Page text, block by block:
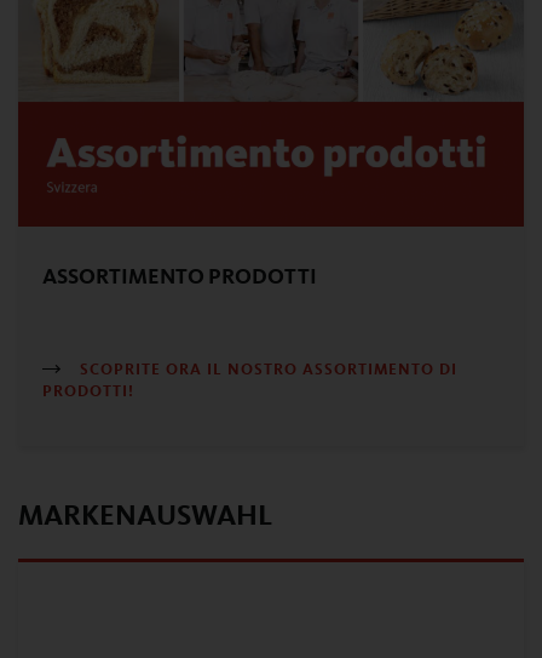
ASSORTIMENTO PRODOTTI
SCOPRITE ORA IL NOSTRO ASSORTIMENTO DI
PRODOTTI!
MARKENAUSWAHL